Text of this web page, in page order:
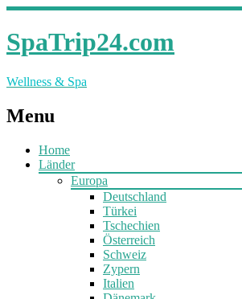
SpaTrip24.com
Wellness & Spa
Menu
Home
Länder
Europa
Deutschland
Türkei
Tschechien
Österreich
Schweiz
Zypern
Italien